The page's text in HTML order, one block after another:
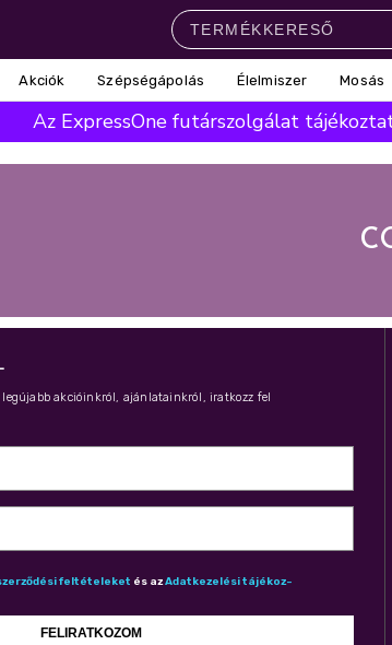
Takarítás
finish
Akciók Szépségápolás Élelmiszer Mosás
Az ExpressOne futárszolgálat
legújabb akcióinkról, ajánlatainkról, iratkozz fel
fel­té­te­le­ket és azAdat­ke­ze­lé­si tá­jé­koz­
FELIRATKOZOM